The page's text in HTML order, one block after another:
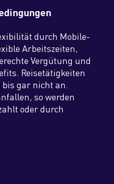
durch Mobile-
Arbeitszeiten,
Vergütung und
Reisetätigkeiten
gar nicht an.
so werden
oder durch